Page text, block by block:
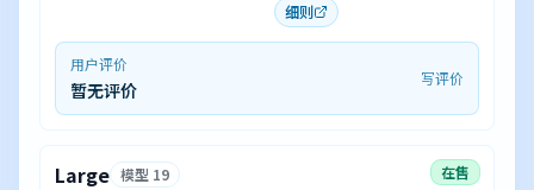
细则
用户评价
暂无评价
写评价
Large 模型 19
在售